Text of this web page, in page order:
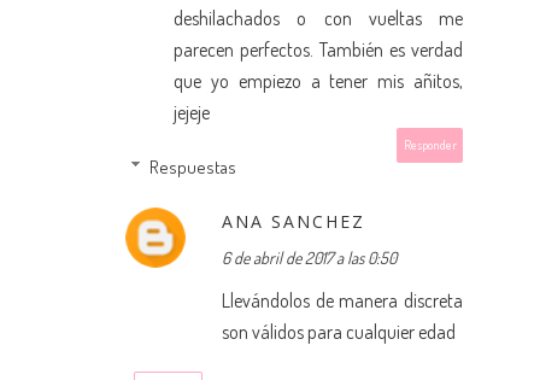
deshilachados o con vueltas me
parecen perfectos. También es verdad
que yo empiezo a tener mis añitos,
jejeje
Responder
Respuestas
ANA SANCHEZ
6 de abril de 2017 a las 0:50
Llevándolos de manera discreta
son válidos para cualquier edad